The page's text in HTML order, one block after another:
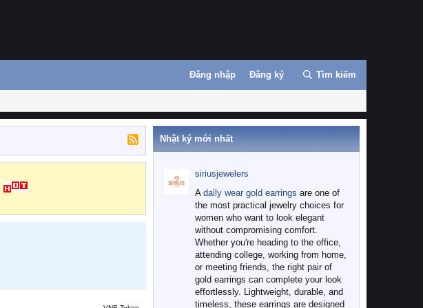
Đăng nhập Đăng ký Tìm kiếm
Nhật ký mới nhất
siriusjewelers
A daily wear gold earrings are one of
the most practical jewelry choices for
women who want to look elegant
without compromising comfort.
Whether you're heading to the office,
attending college, working from home,
or meeting friends, the right pair of
gold earrings can complete your look
effortlessly. Lightweight, durable, and
timeless, these earrings are designed